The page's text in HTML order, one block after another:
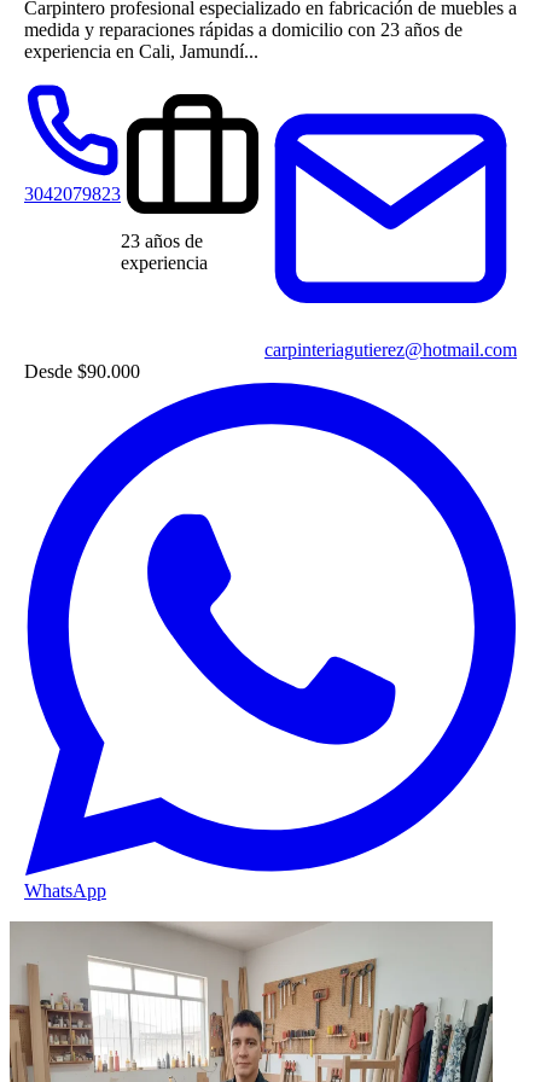
Carpintero profesional especializado en fabricación de muebles a
medida y reparaciones rápidas a domicilio con 23 años de
experiencia en Cali, Jamundí...
3042079823
23 años de
experiencia
carpinteriagutierez@hotmail.com
Desde $90.000
WhatsApp